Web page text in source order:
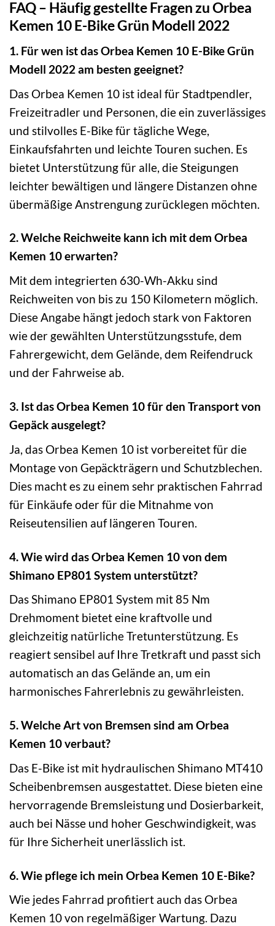
FAQ – Häufig gestellte Fragen zu Orbea
Kemen 10 E-Bike Grün Modell 2022
1. Für wen ist das Orbea Kemen 10 E-Bike Grün
Modell 2022 am besten geeignet?
Das Orbea Kemen 10 ist ideal für Stadtpendler,
Freizeitradler und Personen, die ein zuverlässiges
und stilvolles E-Bike für tägliche Wege,
Einkaufsfahrten und leichte Touren suchen. Es
bietet Unterstützung für alle, die Steigungen
leichter bewältigen und längere Distanzen ohne
übermäßige Anstrengung zurücklegen möchten.
2. Welche Reichweite kann ich mit dem Orbea
Kemen 10 erwarten?
Mit dem integrierten 630-Wh-Akku sind
Reichweiten von bis zu 150 Kilometern möglich.
Diese Angabe hängt jedoch stark von Faktoren
wie der gewählten Unterstützungsstufe, dem
Fahrergewicht, dem Gelände, dem Reifendruck
und der Fahrweise ab.
3. Ist das Orbea Kemen 10 für den Transport von
Gepäck ausgelegt?
Ja, das Orbea Kemen 10 ist vorbereitet für die
Montage von Gepäckträgern und Schutzblechen.
Dies macht es zu einem sehr praktischen Fahrrad
für Einkäufe oder für die Mitnahme von
Reiseutensilien auf längeren Touren.
4. Wie wird das Orbea Kemen 10 von dem
Shimano EP801 System unterstützt?
Das Shimano EP801 System mit 85 Nm
Drehmoment bietet eine kraftvolle und
gleichzeitig natürliche Tretunterstützung. Es
reagiert sensibel auf Ihre Tretkraft und passt sich
automatisch an das Gelände an, um ein
harmonisches Fahrerlebnis zu gewährleisten.
5. Welche Art von Bremsen sind am Orbea
Kemen 10 verbaut?
Das E-Bike ist mit hydraulischen Shimano MT410
Scheibenbremsen ausgestattet. Diese bieten eine
hervorragende Bremsleistung und Dosierbarkeit,
auch bei Nässe und hoher Geschwindigkeit, was
für Ihre Sicherheit unerlässlich ist.
6. Wie pflege ich mein Orbea Kemen 10 E-Bike?
Wie jedes Fahrrad profitiert auch das Orbea
Kemen 10 von regelmäßiger Wartung. Dazu